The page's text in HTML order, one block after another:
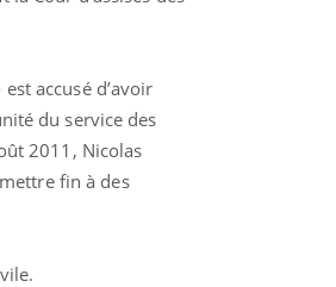
est accusé d’avoir
du service des
2011, Nicolas
fin à des